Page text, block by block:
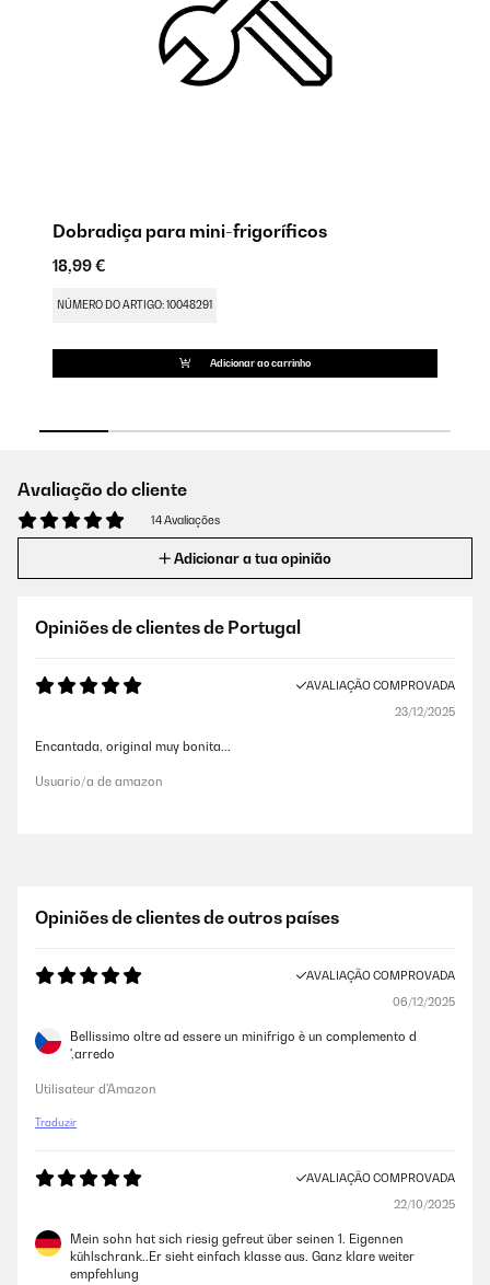
Dobradiça para mini-frigoríficos
18,99 €
NÚMERO DO ARTIGO: 10048291
Adicionar ao carrinho
Avaliação do cliente
14 Avaliações
Adicionar a tua opinião
Opiniões de clientes de Portugal
AVALIAÇÃO COMPROVADA
23/12/2025
Encantada, original muy bonita...
Usuario/a de amazon
Opiniões de clientes de outros países
AVALIAÇÃO COMPROVADA
06/12/2025
Bellissimo oltre ad essere un minifrigo è un complemento d
',arredo
Utilisateur d'Amazon
Traduzir
AVALIAÇÃO COMPROVADA
22/10/2025
Mein sohn hat sich riesig gefreut über seinen 1. Eigennen
kühlschrank..Er sieht einfach klasse aus. Ganz klare weiter
empfehlung